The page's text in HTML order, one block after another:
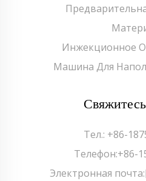
Инжекционное
Машина Для
Тел.: +86-
Телефон:+86-
Электронная почта: